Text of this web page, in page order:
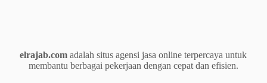
elrajab.com adalah situs agensi jasa online terpercaya untuk
membantu berbagai pekerjaan dengan cepat dan efisien.